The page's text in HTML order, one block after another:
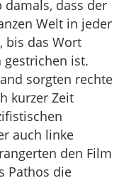
damals, dass der
Welt in jeder
bis das Wort
gestrichen ist.
sorgten rechte
kurzer Zeit
auch linke
den Film
Pathos die